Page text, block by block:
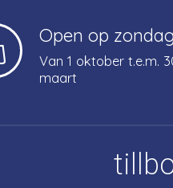
Open op zondag
Van 1 oktober t.e.m.
maart